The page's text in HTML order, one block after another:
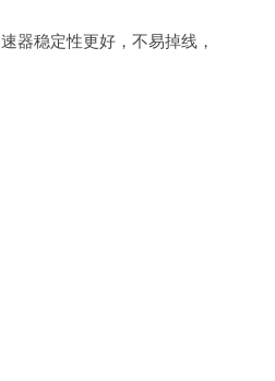
稳定性更好，不易掉线，